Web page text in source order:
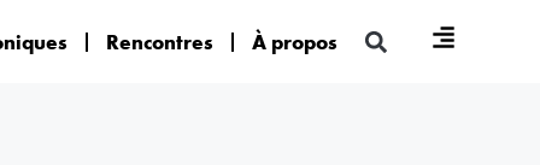
Rencontres À propos